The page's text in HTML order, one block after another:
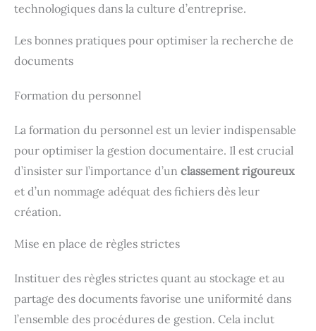
technologiques dans la culture d’entreprise.
Les bonnes pratiques pour optimiser la recherche de
documents
Formation du personnel
La formation du personnel est un levier indispensable
pour optimiser la gestion documentaire. Il est crucial
d’insister sur l’importance d’un classement rigoureux
et d’un nommage adéquat des fichiers dès leur
création.
Mise en place de règles strictes
Instituer des règles strictes quant au stockage et au
partage des documents favorise une uniformité dans
l’ensemble des procédures de gestion. Cela inclut